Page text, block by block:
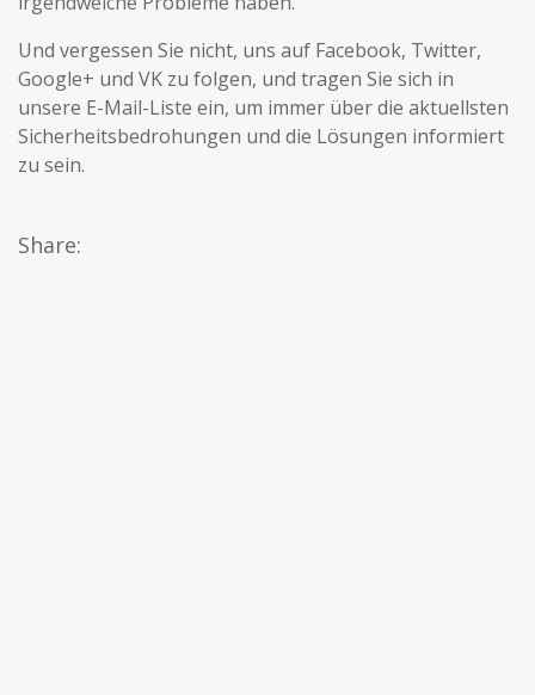
Und vergessen Sie nicht, uns auf Facebook, Twitter,
Google+ und VK zu folgen, und tragen Sie sich in
unsere E-Mail-Liste ein, um immer über die aktuellsten
Sicherheitsbedrohungen und die Lösungen informiert
zu sein.
Share: